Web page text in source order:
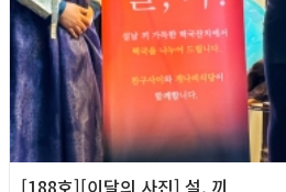
[188호][이달의 사진] 설, 끼